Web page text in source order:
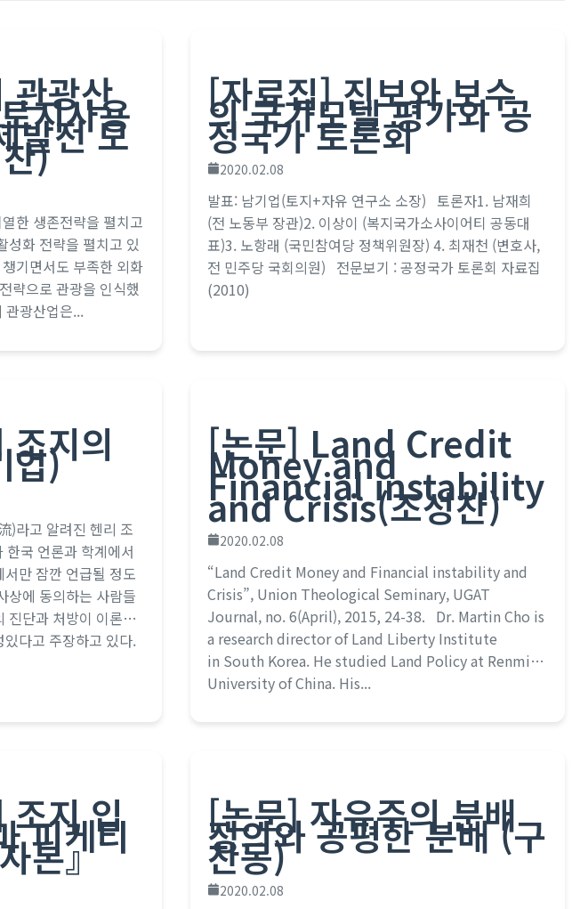
관광산
지사용
발전 모
)
한 생존전략을 펼치고
성화 전략을 펼치고 있
기면서도 부족한 외화
략으로 관광을 인식했
광산업은...
[자료집] 진보와 보수
의 국가모델 평가와 공
정국가 토론회
2020.02.08
발표: 남기업(토지+자유 연구소 소장) 토론자1. 남재희
(전 노동부 장관)2. 이상이 (복지국가소사이어티 공동대
표)3. 노항래 (국민참여당 정책위원장) 4. 최재천 (변호사,
전 민주당 국회의원) 전문보기 : 공정국가 토론회 자료집
(2010)
지의
업)
라고 알려진 헨리 조
국 언론과 학계에서
만 잠깐 언급될 정도
상에 동의하는 사람들
진단과 처방이 이론적
다고 주장하고 있다.
[논문] Land Credit
Money and
Financial instability
and Crisis(조성찬)
2020.02.08
“Land Credit Money and Financial instability and
Crisis”, Union Theological Seminary, UGAT
Journal, no. 6(April), 2015, 24-38. Dr. Martin Cho is
a research director of Land Liberty Institute
in South Korea. He studied Land Policy at Renmin
University of China. His...
조지 입
피케티
본』
[논문] 자유주의 분배
정의와 공평한 분배 (구
찬동)
2020.02.08